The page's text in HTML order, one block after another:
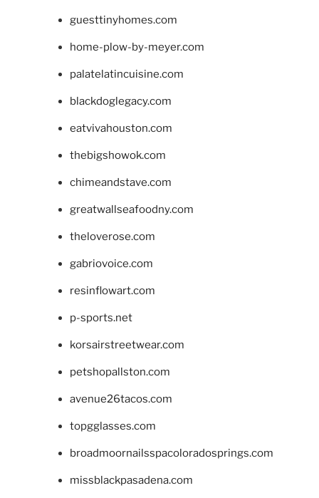
guesttinyhomes.com
home-plow-by-meyer.com
palatelatincuisine.com
blackdoglegacy.com
eatvivahouston.com
thebigshowok.com
chimeandstave.com
greatwallseafoodny.com
theloverose.com
gabriovoice.com
resinflowart.com
p-sports.net
korsairstreetwear.com
petshopallston.com
avenue26tacos.com
topgglasses.com
broadmoornailsspacoloradosprings.com
missblackpasadena.com